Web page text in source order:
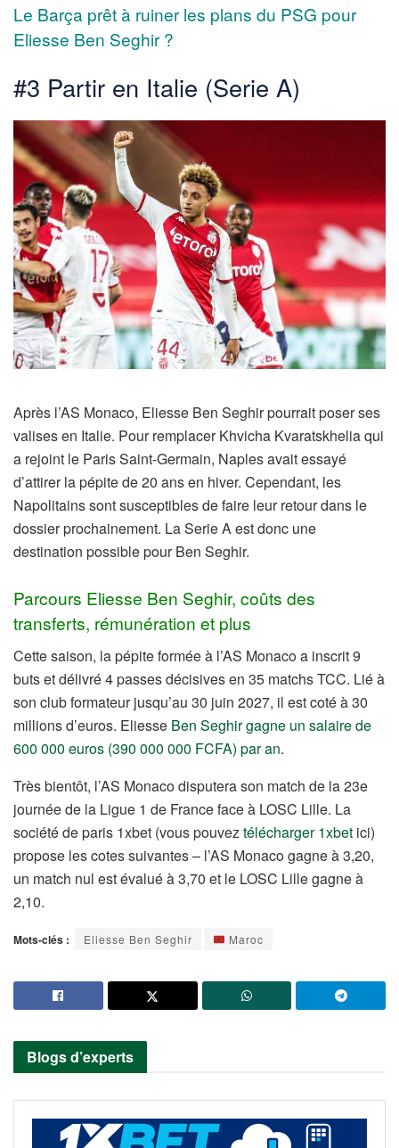
Le Barça prêt à ruiner les plans du PSG pour
Eliesse Ben Seghir ?
#3 Partir en Italie (Serie A)
Après l’AS Monaco, Eliesse Ben Seghir pourrait poser ses
valises en Italie. Pour remplacer Khvicha Kvaratskhelia qui
a rejoint le Paris Saint-Germain, Naples avait essayé
d’attirer la pépite de 20 ans en hiver. Cependant, les
Napolitains sont susceptibles de faire leur retour dans le
dossier prochainement. La Serie A est donc une
destination possible pour Ben Seghir.
Parcours Eliesse Ben Seghir, coûts des
transferts, rémunération et plus
Cette saison, la pépite formée à l’AS Monaco a inscrit 9
buts et délivré 4 passes décisives en 35 matchs TCC. Lié à
son club formateur jusqu’au 30 juin 2027, il est coté à 30
millions d’euros. Eliesse Ben Seghir gagne un salaire de
600 000 euros (390 000 000 FCFA) par an.
Très bientôt, l’AS Monaco disputera son match de la 23e
journée de la Ligue 1 de France face à LOSC Lille. La
société de paris 1xbet (vous pouveztélécharger 1xbet ici)
propose les cotes suivantes – l’AS Monaco gagne à 3,20,
un match nul est évalué à 3,70 et le LOSC Lille gagne à
2,10.
Mots-clés : Eliesse Ben Seghir Maroc
Blogs d’experts